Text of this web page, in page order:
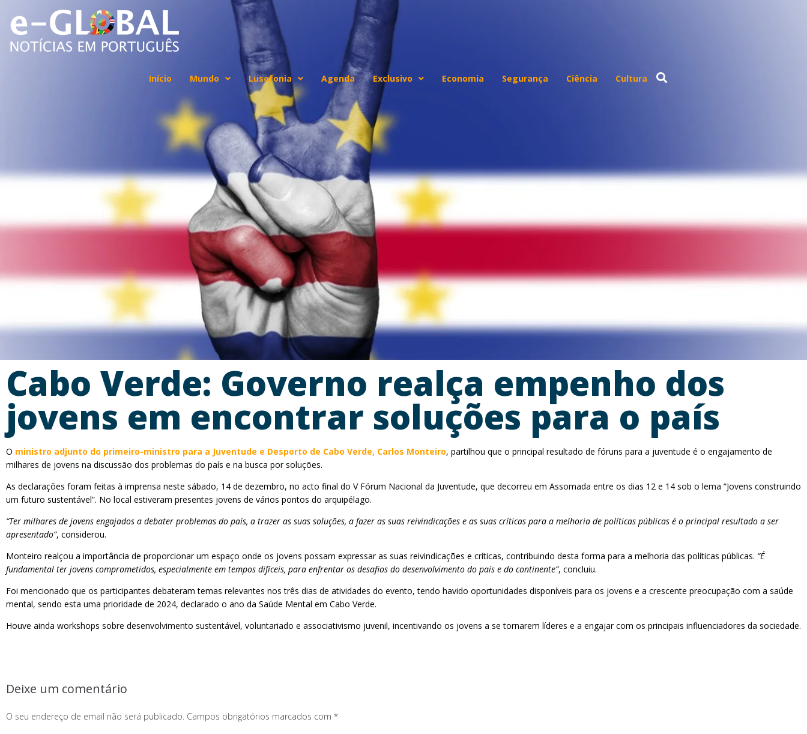
Início Mundo Lusofonia Agenda Exclusivo Economia Segurança Ciência Cultura
Cabo Verde: Governo realça empenho dos
jovens em encontrar soluções para o país
O ministro adjunto do primeiro-ministro para a Juventude e Desporto de Cabo Verde, Carlos Monteiro, partilhou que o principal resultado de fóruns para a juventude é o engajamento de
milhares de jovens na discussão dos problemas do país e na busca por soluções.
As declarações foram feitas à imprensa neste sábado, 14 de dezembro, no acto final do V Fórum Nacional da Juventude, que decorreu em Assomada entre os dias 12 e 14 sob o lema “Jovens construindo
um futuro sustentável”. No local estiveram presentes jovens de vários pontos do arquipélago.
“Ter milhares de jovens engajados a debater problemas do país, a trazer as suas soluções, a fazer as suas reivindicações e as suas críticas para a melhoria de políticas públicas é o principal resultado a ser
apresentado”, considerou.
Monteiro realçou a importância de proporcionar um espaço onde os jovens possam expressar as suas reivindicações e críticas, contribuindo desta forma para a melhoria das políticas públicas. “É
fundamental ter jovens comprometidos, especialmente em tempos difíceis, para enfrentar os desafios do desenvolvimento do país e do continente”, concluiu.
Foi mencionado que os participantes debateram temas relevantes nos três dias de atividades do evento, tendo havido oportunidades disponíveis para os jovens e a crescente preocupação com a saúde
mental, sendo esta uma prioridade de 2024, declarado o ano da Saúde Mental em Cabo Verde.
Houve ainda workshops sobre desenvolvimento sustentável, voluntariado e associativismo juvenil, incentivando os jovens a se tornarem líderes e a engajar com os principais influenciadores da sociedade.
Deixe um comentário
O seu endereço de email não será publicado. Campos obrigatórios marcados com *